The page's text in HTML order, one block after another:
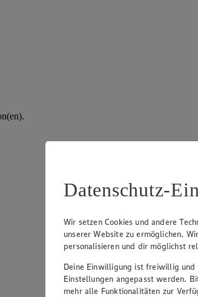
Datenschutz-
Wir setzen Cookies und andere
unserer Website zu ermöglichen.
personalisieren und dir möglichst
Deine Einwilligung ist freiwillig und
Einstellungen angepasst werden.
mehr alle Funktionalitäten zur